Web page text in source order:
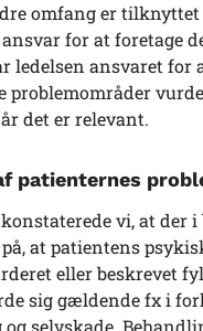
omfang er
for at foretage
ledelsen ansvaret for
problemområder
det er relevant.
patienternes
vi, at der i
at patientens
eller beskrevet
sig gældende fx i
selvskade.